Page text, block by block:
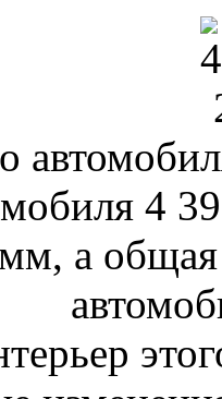
4
а